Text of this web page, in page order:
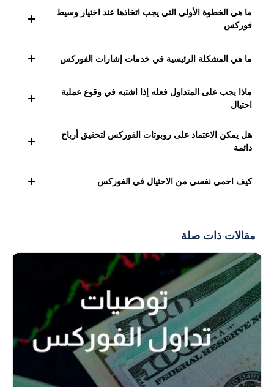
قد يحاول الوسطاء التلاعب بسعر السوق لتفعيل أوامر وقف
الخسارة الموضوعة من قبل العملاء، مما يؤدي إلى إغلاق
ما هي الخطوة الأولى التي يجب اتخاذها عند اختيار وسيط
فوركس
CFTC أو NFA في الولايات المتحدة، أو هيئات تنظيمية أخرى في
ما هي المشكلة الرئيسية في خدمات إشارات الفوركس
المشكلة تكمن في أن العملاء لا يعرفون الأساس الذي تعتمد
عليه هذه
، مما يجعل قرارات التداول تعتمد على تحليل
ماذا يجب على المتداول فعله إذا اشتبه في وقوع عملية
احتيال
وNFA في الولايات المتحدة، FCA في المملكة المتحدة، أو ASIC
هل يمكن الاعتماد على روبوتات الفوركس لتحقيق أرباح
دائمة
لذا يجب مراقبة أدائها عن كثب وعدم الاعتماد عليها كحل
كيف احمي نفسي من الاحتيال في الفوركس
مقالات ذات صلة